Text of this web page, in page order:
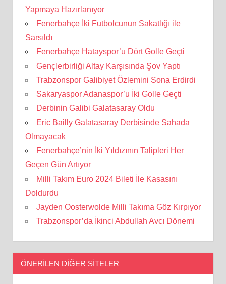
Yapmaya Hazırlanıyor
Fenerbahçe İki Futbolcunun Sakatlığı ile
Sarsıldı
Fenerbahçe Hatayspor’u Dört Golle Geçti
Gençlerbirliği Altay Karşısında Şov Yaptı
Trabzonspor Galibiyet Özlemini Sona Erdirdi
Sakaryaspor Adanaspor’u İki Golle Geçti
Derbinin Galibi Galatasaray Oldu
Eric Bailly Galatasaray Derbisinde Sahada
Olmayacak
Fenerbahçe’nin İki Yıldızının Talipleri Her
Geçen Gün Artıyor
Milli Takım Euro 2024 Bileti İle Kasasını
Doldurdu
Jayden Oosterwolde Milli Takıma Göz Kırpıyor
Trabzonspor’da İkinci Abdullah Avcı Dönemi
ÖNERILEN DIĞER SITELER